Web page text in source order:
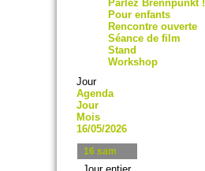
Parlez Brennpunkt !
Pour enfants
Rencontre ouverte
Séance de film
Stand
Workshop
Jour
Agenda
Jour
Mois
16/05/2026
16 sam